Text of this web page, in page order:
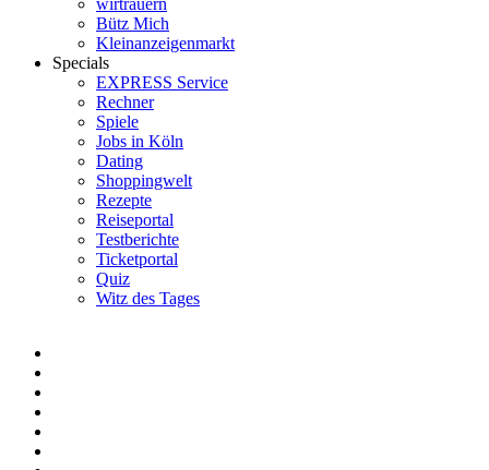
wirtrauern
Bütz Mich
Kleinanzeigenmarkt
Specials
EXPRESS Service
Rechner
Spiele
Jobs in Köln
Dating
Shoppingwelt
Rezepte
Reiseportal
Testberichte
Ticketportal
Quiz
Witz des Tages